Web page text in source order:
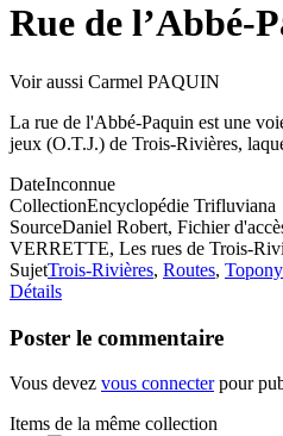
Rue de l’Abbé-
Voir aussi Carmel PAQUIN
La rue de l'Abbé-Paquin est une
jeux (O.T.J.) de Trois-Rivières,
DateInconnue
CollectionEncyclopédie Trifluviana
SourceDaniel Robert, Fichier
VERRETTE, Les rues de Trois-
SujetTrois-Rivières, Routes,
Détails
Poster le commentaire
Vous devez vous connecterpour
Items de la même collection